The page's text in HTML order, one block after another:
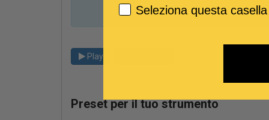
Play
Preset per il tuo strumento
Seleziona questa